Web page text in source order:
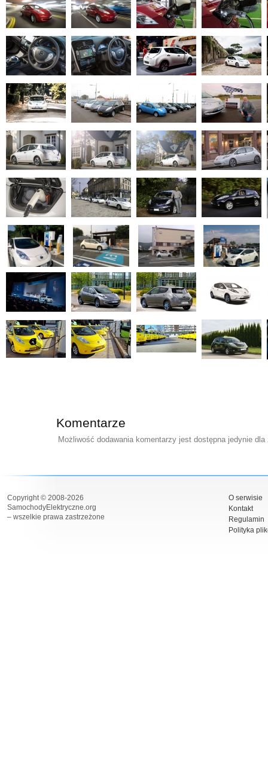
Komentarze
Możliwość dodawania komentarzy jest dostępna jedynie
Copyright © 2008-2026
SamochodyElektryczne.org
– wszelkie prawa zastrzeżone
O serwisie
Kontakt
Regulamin
Polityka